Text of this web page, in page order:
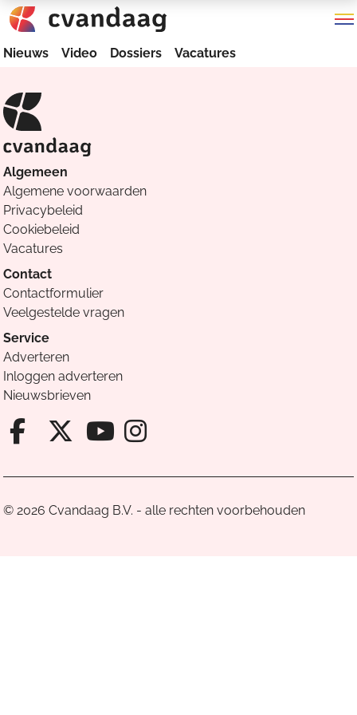
Nieuws Video Dossiers Vacatures
Algemeen
Algemene voorwaarden
Privacybeleid
Cookiebeleid
Vacatures
Contact
Contactformulier
Veelgestelde vragen
Service
Adverteren
Inloggen adverteren
Nieuwsbrieven
Facebook van Cvandaag
X van Cvandaag
Instagram van
© 2026 Cvandaag B.V. - alle rechten voorbehouden